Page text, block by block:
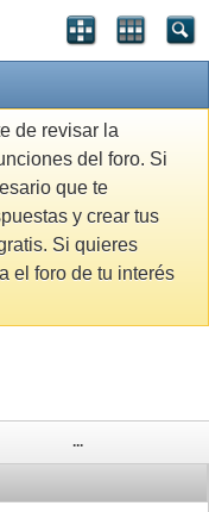
de revisar la
del foro. Si
que te
y crear tus
Si quieres
el foro de tu interés
...